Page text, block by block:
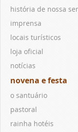
história de nossa
imprensa
locais turísticos
loja oficial
notícias
novena e festa
o santuário
pastoral
rainha hotéis